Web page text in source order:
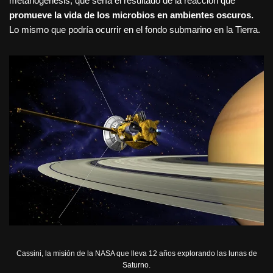
promueve la vida de los microbios en ambientes oscuros.
Lo mismo que podría ocurrir en el fondo submarino en la Tierra.
Cassini, la misión de la NASA que lleva 12 años explorando las lunas de
Saturno.